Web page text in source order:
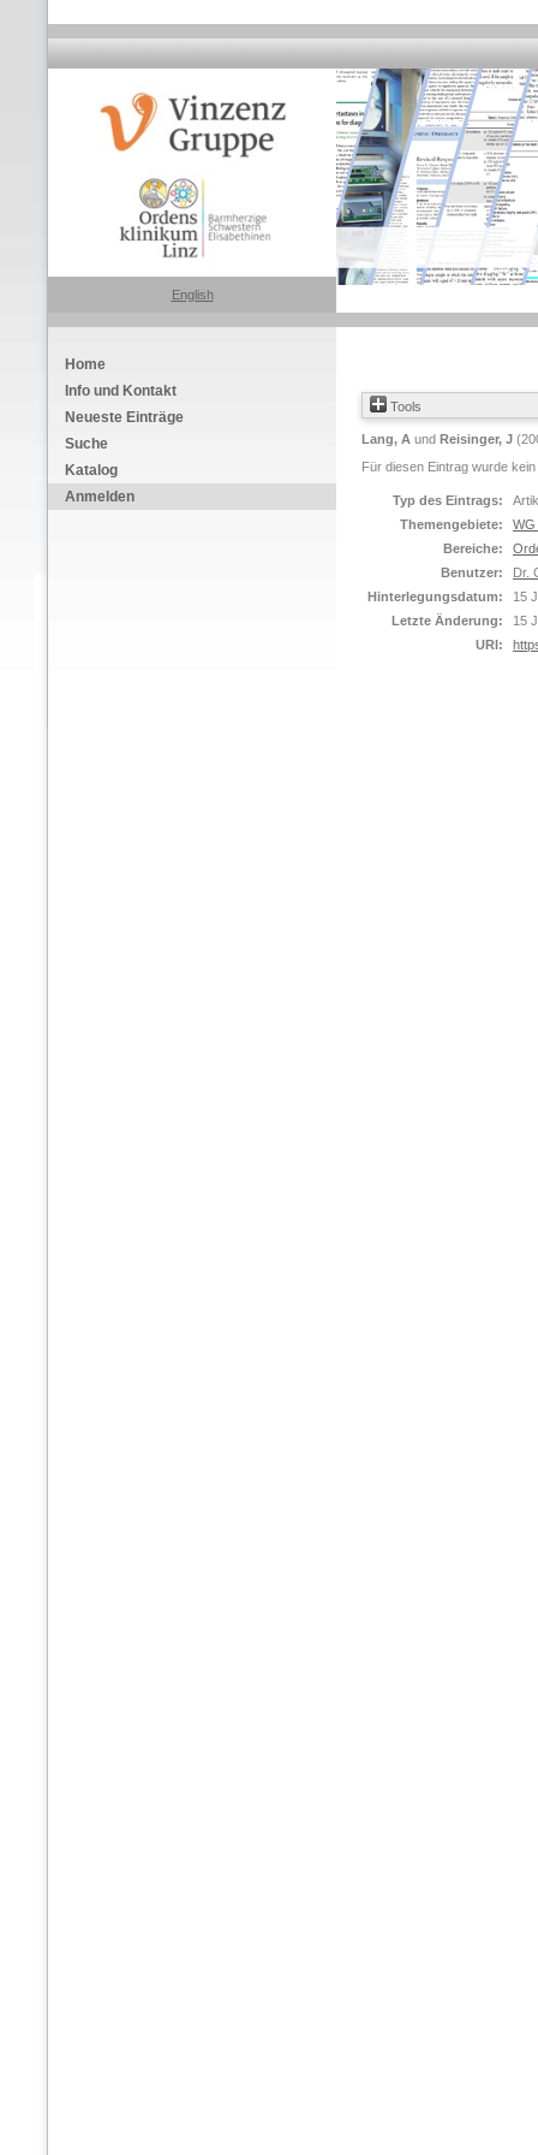
English
Home
Info und Kontakt
Neueste Einträge
Suche
Katalog
Anmelden
Tools
Lang, A und Reisinger, J
Für diesen Eintrag wurde
Typ des Eintrags:
Themengebiete:
WG
Bereiche:
Benutzer:
Dr.
Hinterlegungsdatum:
15
Letzte Änderung:
15
URI: